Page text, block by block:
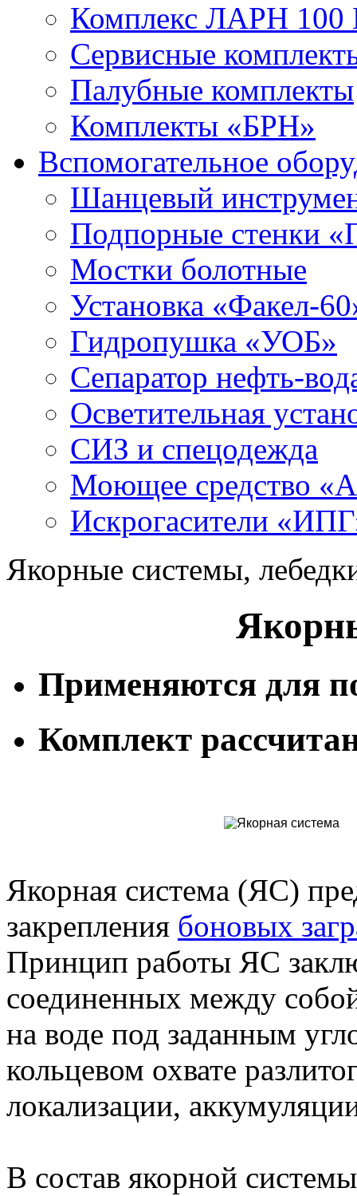
Комплекс ЛАРН 100
Сервисные
Палубные комплекты
Комплекты «БРН»
Вспомогательное
Шанцевый
Подпорные стенки
Мостки болотные
Установка «Факел-
Гидропушка «УОБ»
Сепаратор нефть-
Осветительная
СИЗ и спецодежда
Моющее средство
Искрогасители
Якорные системы,
Применяются для
Комплект
Якорная система (ЯС)
закрепления боновых
Принцип работы ЯС
соединенных между
на воде под заданным
кольцевом охвате
локализации,
В состав якорной